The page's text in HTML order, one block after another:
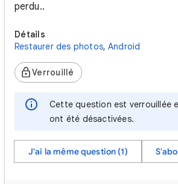
perdu..
Détails
Restaurer des photos, Android
Verrouillé
Cette question est verrouillée
ont été désactivées.
J'ai la même question (1)